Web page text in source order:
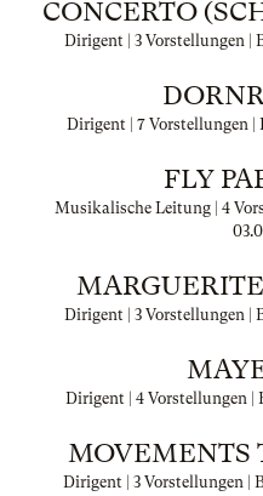
CONCERTO
Dirigent | 3 Vorstellungen |
Dirigent | 7 Vorstellungen |
FLY
Musikalische Leitung | 4
Dirigent | 3 Vorstellungen |
Dirigent | 4 Vorstellungen |
MOVEMENTS
Dirigent | 3 Vorstellungen |